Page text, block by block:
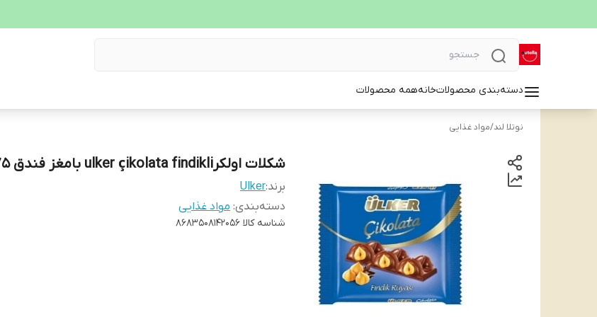
دسته‌بندی محصولاتخانههمه محصولات
نوتلا لند/مواد غذایی
شکلات اولکرulker çikolata findikli بامغز فندق ۷۵گرم
برند:Ulker
دسته‌بندی: مواد غذایی
شناسه کالا 8683508142056